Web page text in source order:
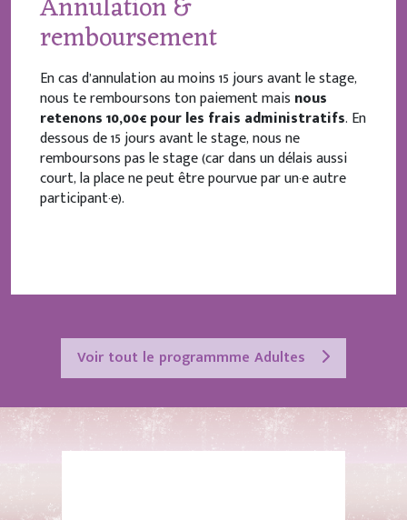
remboursement
En cas d’annulation au moins 15 jours avant le stage,
nous te remboursons ton paiement mais nous
retenons 10,00€ pour les frais administratifs. En
dessous de 15 jours avant le stage, nous ne
remboursons pas le stage (car dans un délais aussi
court, la place ne peut être pourvue par un·e autre
participant·e).
Voir tout le programmme Adultes